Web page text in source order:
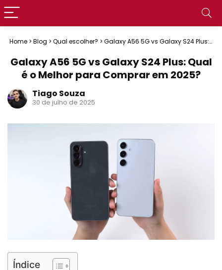
Home > Blog > Qual escolher? > Galaxy A56 5G vs Galaxy S24 Plus:
Galaxy A56 5G vs Galaxy S24 Plus: Qual
é o Melhor para Comprar em 2025?
Tiago Souza
30 de julho de 2025
Índice